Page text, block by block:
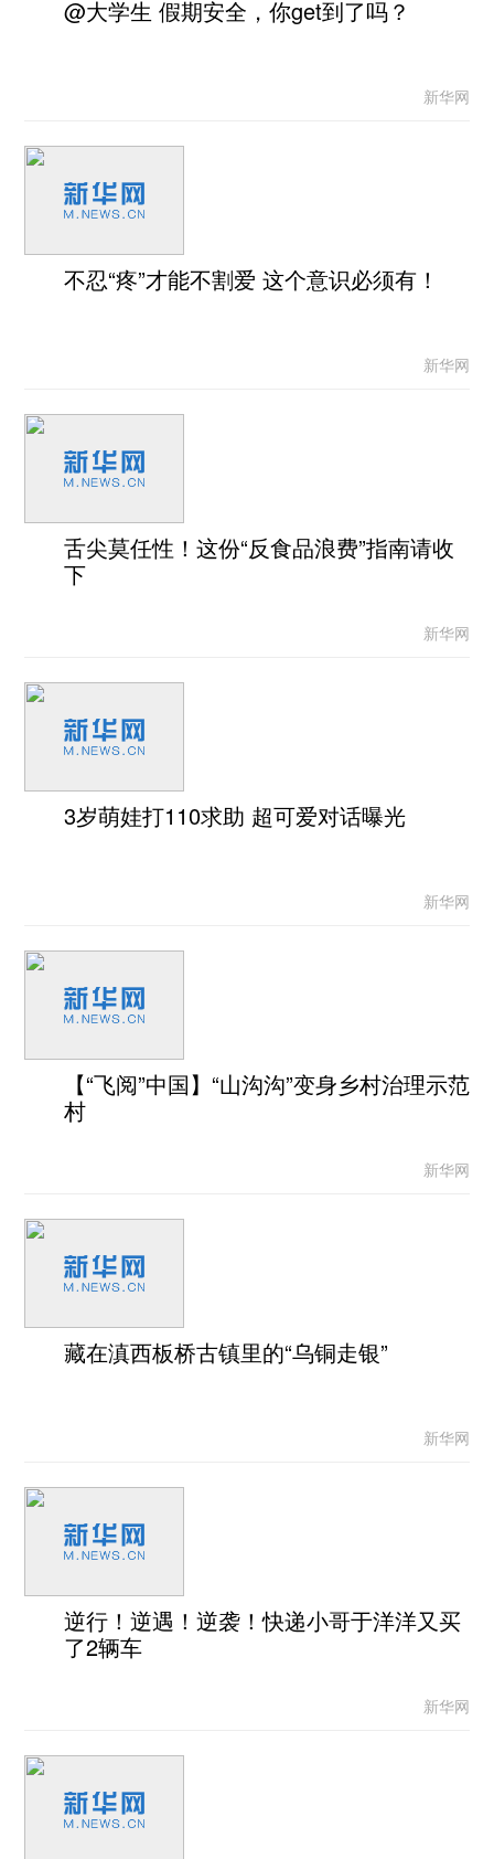
@大学生 假期安全，你get到了吗？
新华网
不忍“疼”才能不割爱 这个意识必须有！
新华网
舌尖莫任性！这份“反食品浪费”指南请收
下
新华网
3岁萌娃打110求助 超可爱对话曝光
新华网
【“飞阅”中国】“山沟沟”变身乡村治理示范
村
新华网
藏在滇西板桥古镇里的“乌铜走银”
新华网
逆行！逆遇！逆袭！快递小哥于洋洋又买
了2辆车
新华网